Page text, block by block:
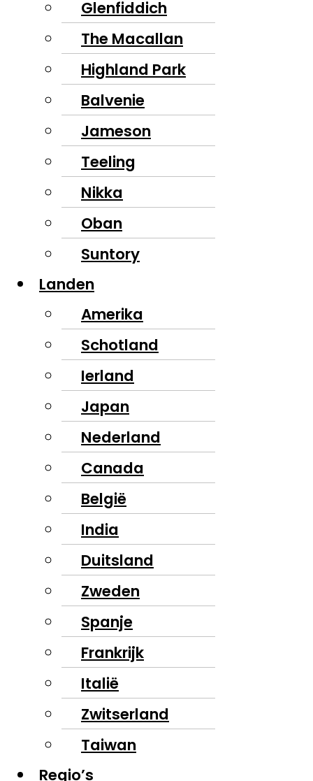
Glenfiddich
The Macallan
Highland Park
Balvenie
Jameson
Teeling
Nikka
Oban
Suntory
Landen
Amerika
Schotland
Ierland
Japan
Nederland
Canada
België
India
Duitsland
Zweden
Spanje
Frankrijk
Italië
Zwitserland
Taiwan
Regio’s